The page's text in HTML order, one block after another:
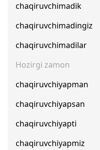
chaqiruvchimadik
chaqiruvchimadingiz
chaqiruvchimadilar
Hozirgi zamon
chaqiruvchiyapman
chaqiruvchiyapsan
chaqiruvchiyapti
chaqiruvchiyapmiz